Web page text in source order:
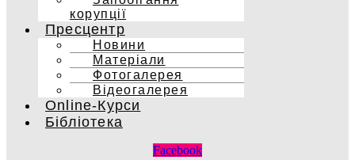
корупції
Пресцентр
Новини
Матеріали
Фотогалерея
Відеогалерея
Online-Курси
Бібліотека
Facebook